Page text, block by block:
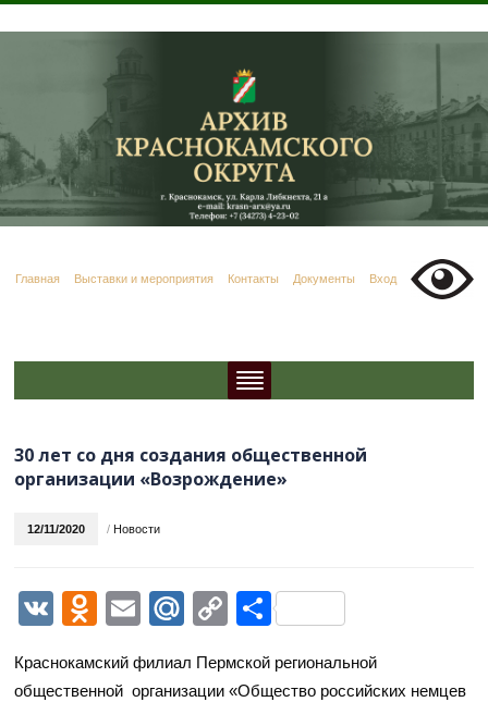
Главная Выставки и мероприятия Контакты Документы Вход
30 лет со дня создания общественной
организации «Возрождение»
12/11/2020 / Новости
VK Odnoklassniki
EmailMail.Ru
CopyОтправить
Краснокамский филиал Пермской региональной
общественной организации «Общество российских немцев